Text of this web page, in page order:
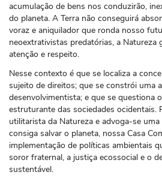
acumulação de bens nos conduzirão,
do planeta. A Terra não conseguirá
voraz e aniquilador que ronda nosso
neoextrativistas predatórias, a Natureza
atenção e respeito.
Nesse contexto é que se localiza a
sujeito de direitos; que se constrói uma
desenvolvimentista; e que se questiona
estruturante das sociedades ocidentais.
utilitarista da Natureza e advoga-se
consiga salvar o planeta, nossa Casa
implementação de políticas ambientais
soror fraternal, a justiça ecossocial e o
sustentável.